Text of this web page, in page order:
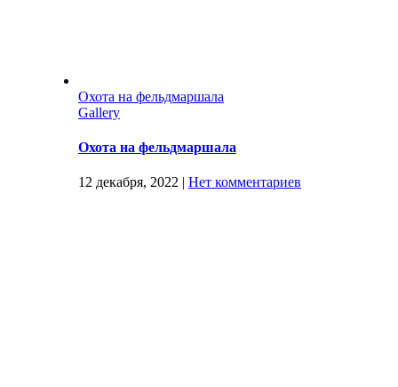
Охота на фельдмаршала
Gallery
Охота на фельдмаршала
12 декабря, 2022 | Нет комментариев